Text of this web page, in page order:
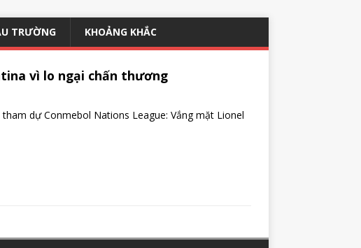
TRƯỜNG KHOẢNG KHẮC
vì lo ngại chấn thương
dự Conmebol Nations League: Vắng mặt Lionel